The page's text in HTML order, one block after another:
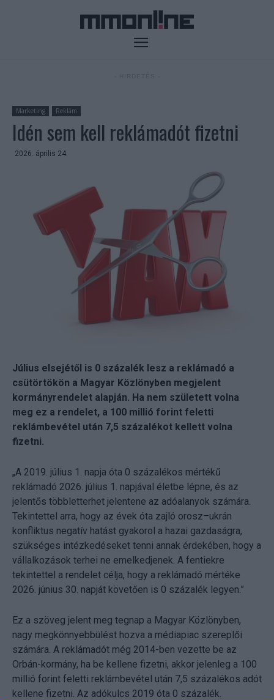
Marketing Reklám
Idén sem kell reklámadót fizetni
2026. április 24.
Július elsejétől is 0 százalék lesz a reklámadó a
csütörtökön a Magyar Közlönyben megjelent
kormányrendelet alapján. Ha nem született volna
meg ez a rendelet, a 100 millió forint feletti
reklámbevétel után 7,5 százalékot kellett volna
fizetni.
„A 2019. július 1. napja óta 0 százalékos mértékű
reklámadó 2026. július 1. napjával életbe lépne, és az
jelentős többletterhet jelentene az adóalanyok számára.
Tekintettel arra, hogy az évek óta zajló orosz–ukrán
konfliktus negatív hatást gyakorol a hazai gazdaságra,
szükséges intézkedéseket tenni annak érdekében, hogy a
vállalkozások terhei ne emelkedjenek. A fentiekre
tekintettel a rendelet célja, hogy a reklámadó mértéke
2026. június 30. napját követően is 0 százalék legyen.”
Ez a szöveg jelent meg tegnap a Magyar Közlönyben,
nagy megkönnyebbülést hozva a médiapiac szereplői
számára. A reklámadót még 2014-ben vezette be az
Orbán-kormány, ha be kellene fizetni, akkor jelenleg a 100
millió forint feletti reklámbevétel után 7,5 százalékos adót
kellene fizetni. Az adókulcs 2019 óta 0 százalék.